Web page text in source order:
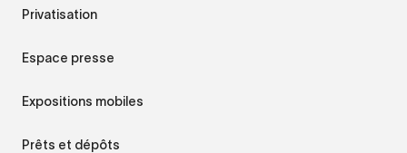
Privatisation
Espace presse
Expositions mobiles
Prêts et dépôts